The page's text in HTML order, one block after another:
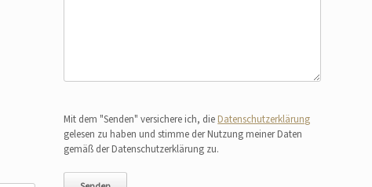
Mit dem "Senden" versichere ich, die Datenschutzerklärung
gelesen zu haben und stimme der Nutzung meiner Daten
gemäß der Datenschutzerklärung zu.